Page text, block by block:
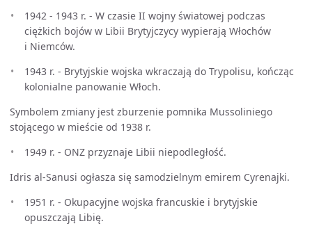
1942 - 1943 r. - W czasie II wojny światowej podczas
ciężkich bojów w Libii Brytyjczycy wypierają Włochów
i Niemców.
1943 r. - Brytyjskie wojska wkraczają do Trypolisu, kończąc
kolonialne panowanie Włoch.
Symbolem zmiany jest zburzenie pomnika Mussoliniego
stojącego w mieście od 1938 r.
1949 r. - ONZ przyznaje Libii niepodległość.
Idris al-Sanusi ogłasza się samodzielnym emirem Cyrenajki.
1951 r. - Okupacyjne wojska francuskie i brytyjskie
opuszczają Libię.